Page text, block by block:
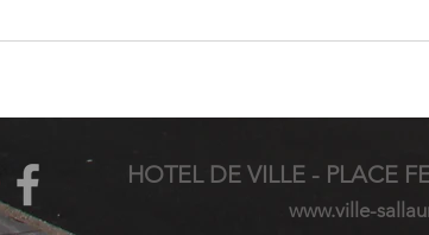
HOTEL DE VILLE - PLACE
www.ville-